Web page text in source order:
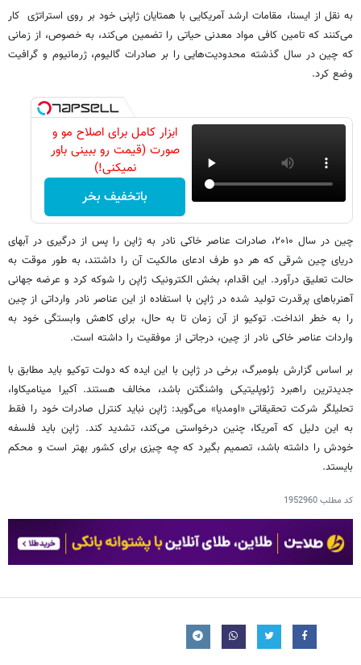
به نقل از ایسنا، مقامات ارشد آمریکایی با همتایان ژاپنی خود بر روی استراتژی کار
می‌کنند که تامین کافی مواد معدنی حیاتی را تضمین می‌کند، به خصوص، از زمانی
که چین در سال گذشته محدودیت‌هایی را بر صادرات گالیوم، ژرمانیوم و گرافیت
وضع کرد.
ابزار کامل برای اصلاح مو و
صورت (قیمت رو ببینی باور
نمیکنی!)
باتخفیف بخر
چین در سال ۲۰۱۰، صادرات عناصر خاکی نادر به ژاپن را پس از درگیری در آبهای
دریای چین شرقی که هر دو طرف ادعای مالکیت آن را داشتند، به طور موقت به
حالت تعلیق درآورد. این اقدام، بخش الکترونیک ژاپن را شوکه کرد و عرضه جهانی
آهنرباهای پرقدرت تولید شده در ژاپن با استفاده از این عناصر نادر وارداتی از چین
را به خطر انداخت. توکیو از آن زمان تا به حال، برای کاهش وابستگی خود به
واردات عناصر خاکی نادر از چین، درجاتی از موفقیت را داشته است.
بر اساس گزارش بلومبرگ، برخی در ژاپن با این ایده که دولت توکیو باید مطابق با
جدیدترین راهبرد ژئوپلیتیکی واشنگتن باشد، مخالف هستند. آکیرا مینامیکاوا،
تحلیلگر شرکت تحقیقاتی «اومدیا» می‌گوید: ژاپن نباید کنترل صادرات خود را فقط
به این دلیل که آمریکا، چنین درخواستی می‌کند، تشدید کند. ژاپن باید فلسفه
خودش را داشته باشد، تصمیم بگیرد که چه چیزی برای کشور بهتر است و محکم
بایستد.
کد مطلب1952960